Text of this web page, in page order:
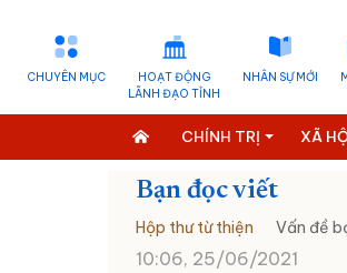
CHUYÊN MỤC
HOẠT ĐỘNG
LÃNH ĐẠO TỈNH
NHÂN SỰ MỚI
CHÍNH TRỊ XÃ
Bạn đọc viết
Hộp thư từ thiện Vấn đề
10:06, 25/06/2021